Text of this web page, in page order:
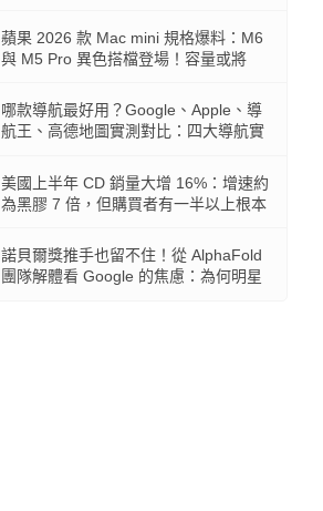
蘋果 2026 款 Mac mini 規格爆料：M6
與 M5 Pro 異色搭檔登場！容量或將
哪款導航最好用？Google、Apple、導
航王、高德地圖實測對比：四大導航實
美國上半年 CD 銷量大增 16%：增速約
為黑膠 7 倍，但購買者有一半以上根本
諾貝爾獎推手也留不住！從 AlphaFold
團隊解體看 Google 的焦慮：為何明星